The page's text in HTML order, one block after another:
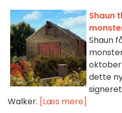
Shaun
Shaun
oktober
dette
Walker. [Læs mere]